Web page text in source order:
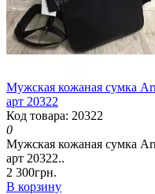
Мужская кожаная сумка
арт 20322
Код товара: 20322
0
Мужская кожаная сумка
арт 20322..
2 300грн.
В корзину